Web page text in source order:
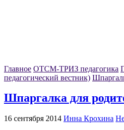
Главное ОТСМ-ТРИЗ педагогика
педагогический вестник)
Шпаргалка для
16 сентября 2014 Инна Крохина